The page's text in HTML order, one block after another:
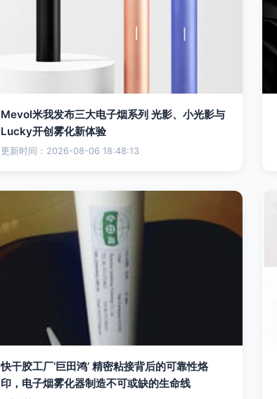
Mevol米我发布三大电子烟系列 光影、小光影与
Lucky开创雾化新体验
更新时间：2026-08-06 18:48:13
快干胶工厂‘巨田鸿’ 精密粘接背后的可靠性烙
印，电子烟雾化器制造不可或缺的生命线